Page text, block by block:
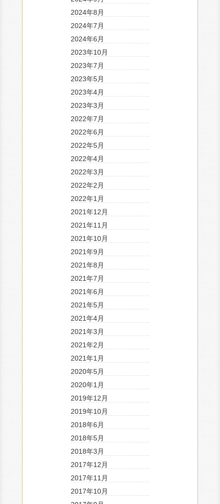
2024年8月
2024年7月
2024年6月
2023年10月
2023年7月
2023年5月
2023年4月
2023年3月
2022年7月
2022年6月
2022年5月
2022年4月
2022年3月
2022年2月
2022年1月
2021年12月
2021年11月
2021年10月
2021年9月
2021年8月
2021年7月
2021年6月
2021年5月
2021年4月
2021年3月
2021年2月
2021年1月
2020年5月
2020年1月
2019年12月
2019年10月
2018年6月
2018年5月
2018年3月
2017年12月
2017年11月
2017年10月